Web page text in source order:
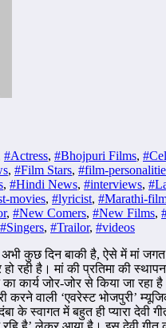
#Actress, #Bhojpuri Films,
, #Film Stars, #film-
, #Hindi News, #interviews,
movies, #lyricist, #Marathi-
, #New Comers, #New Films,
#Singers, #Trailor, #videos
अभी कुछ दिन बाकी है, ऐसे में मां
रही है। मां की प्रतिमा की
कार्य जोर-जोर से किया जा रहा
करने वाली ‘एवरेस्ट भोजपुरी’
के स्वागत में बहुत ही प्यारा देवी